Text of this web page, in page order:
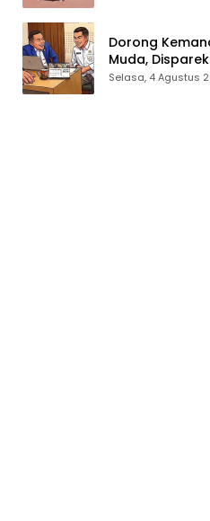
Dorong
Muda,
Dukungan
Selasa, 4 Agustus